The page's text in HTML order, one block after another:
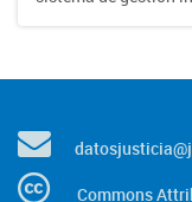
Commons